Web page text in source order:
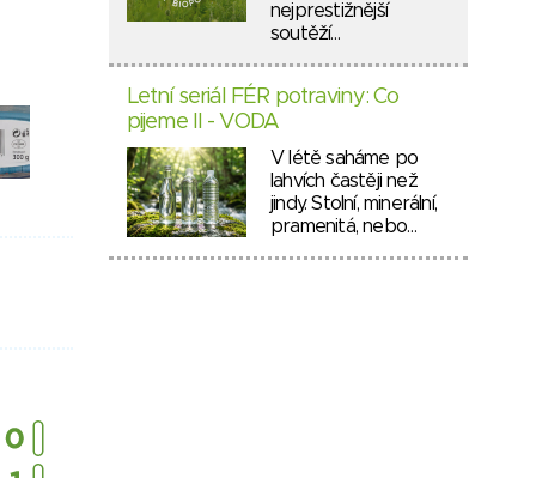
nejprestižnější
soutěží…
Letní seriál FÉR potraviny: Co
pijeme II - VODA
V létě saháme po
lahvích častěji než
jindy. Stolní, minerální,
pramenitá, nebo…